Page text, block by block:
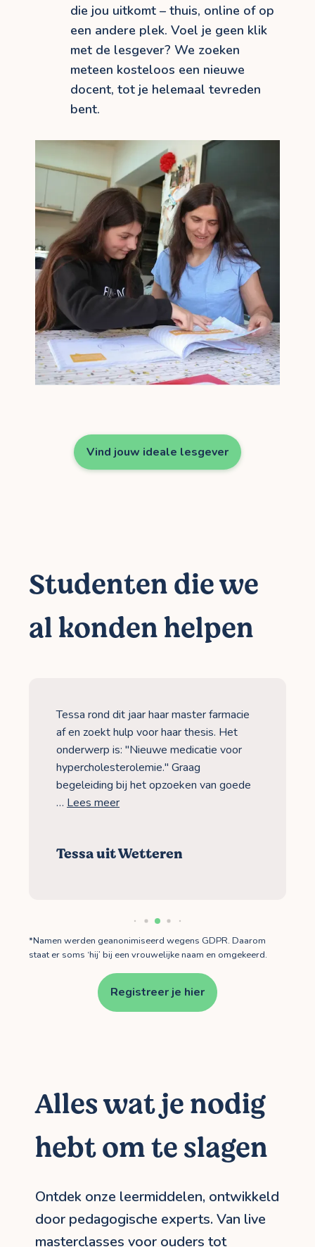
die jou uitkomt – thuis, online of op
een andere plek. Voel je geen klik
met de lesgever? We zoeken
meteen kosteloos een nieuwe
docent, tot je helemaal tevreden
bent.
Vind jouw ideale lesgever
Studenten die we
al konden helpen
Tessa rond dit jaar haar master farmacie
af en zoekt hulp voor haar thesis. Het
onderwerp is: "Nieuwe medicatie voor
hypercholesterolemie." Graag
begeleiding bij het opzoeken van goede
… Lees meer
Tessa uit Wetteren
*Namen werden geanonimiseerd wegens GDPR. Daarom
staat er soms ‘hij’ bij een vrouwelijke naam en omgekeerd.
Registreer je hier
Alles wat je nodig
hebt om te slagen
Ontdek onze leermiddelen, ontwikkeld
door pedagogische experts. Van live
masterclasses voor ouders tot